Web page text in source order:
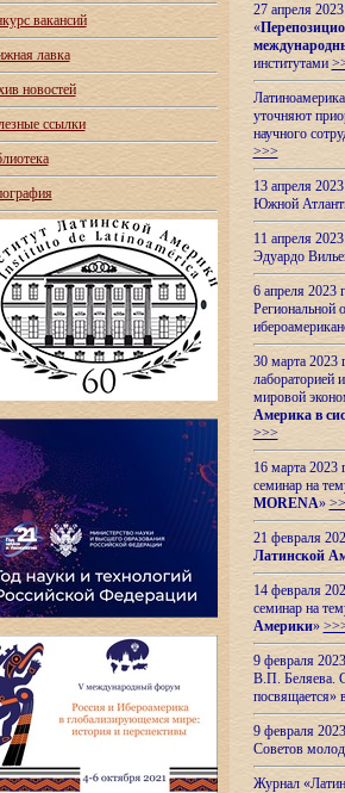
вакансий
лавка
новостей
ссылки
27 апреля
«
институтами
уточняют
научного
>>>
13 апреля
Южной
11 апреля
Эдуардо
6 апреля
Региональной
30 марта 2023
лабораторией
мировой
Америка в
>>>
16 марта 2023
семинар на
MORENA»
21 февраля
Латинской
14 февраля
семинар на
Америки»
9 февраля
В.П. Беляева.
посвящается»
9 февраля
Советов
Журнал